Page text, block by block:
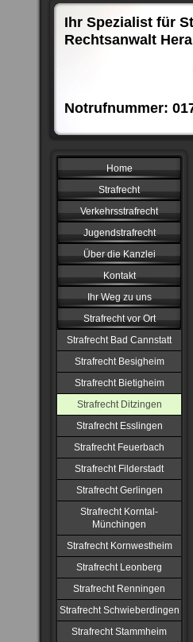
Ihr Spezialist für
Rechtsanwalt
Notrufnummer:
Home
Strafrecht
Verkehrsstrafrecht
Jugendstrafrecht
Über die Kanzlei
Kontakt
Ihr Weg zu uns
Strafrecht vor Ort
Strafrecht Bad Cannstatt
Strafrecht Besigheim
Strafrecht Bietigheim
Strafrecht Ditzingen
Strafrecht Esslingen
Strafrecht Feuerbach
Strafrecht Filderstadt
Strafrecht Gerlingen
Strafrecht Korntal-
Münchingen
Strafrecht Kornwestheim
Strafrecht Leonberg
Strafrecht Renningen
Strafrecht Schwieberdingen
Strafrecht Stammheim